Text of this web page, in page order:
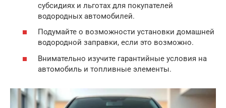
субсидиях и льготах для покупателей
водородных автомобилей.
Подумайте о возможности установки домашней
водородной заправки, если это возможно.
Внимательно изучите гарантийные условия на
автомобиль и топливные элементы.